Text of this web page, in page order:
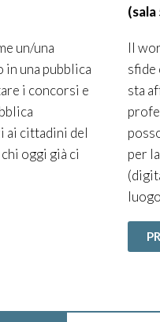
un/una
in una pubblica
i concorsi e
ai cittadini del
oggi già ci
(sala
Il
sfide
sta
per